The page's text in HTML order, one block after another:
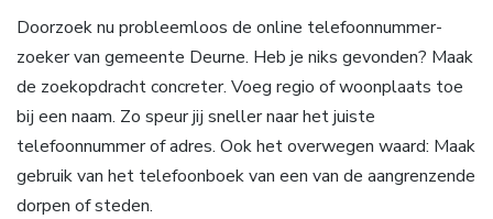
Doorzoek nu probleemloos de online telefoonnummer-
zoeker van gemeente Deurne. Heb je niks gevonden? Maak
de zoekopdracht concreter. Voeg regio of woonplaats toe
bij een naam. Zo speur jij sneller naar het juiste
telefoonnummer of adres. Ook het overwegen waard: Maak
gebruik van het telefoonboek van een van de aangrenzende
dorpen of steden.